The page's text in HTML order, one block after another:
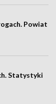
Powiat
Statystyki